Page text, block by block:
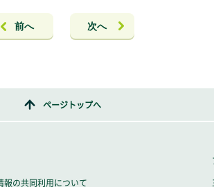
前へ 次へ
ページトップへ
報の共同利用について